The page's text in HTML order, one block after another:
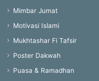
Mimbar Jumat
Motivasi Islami
Mukhtashar Fi Tafsir
Poster Dakwah
Puasa & Ramadhan